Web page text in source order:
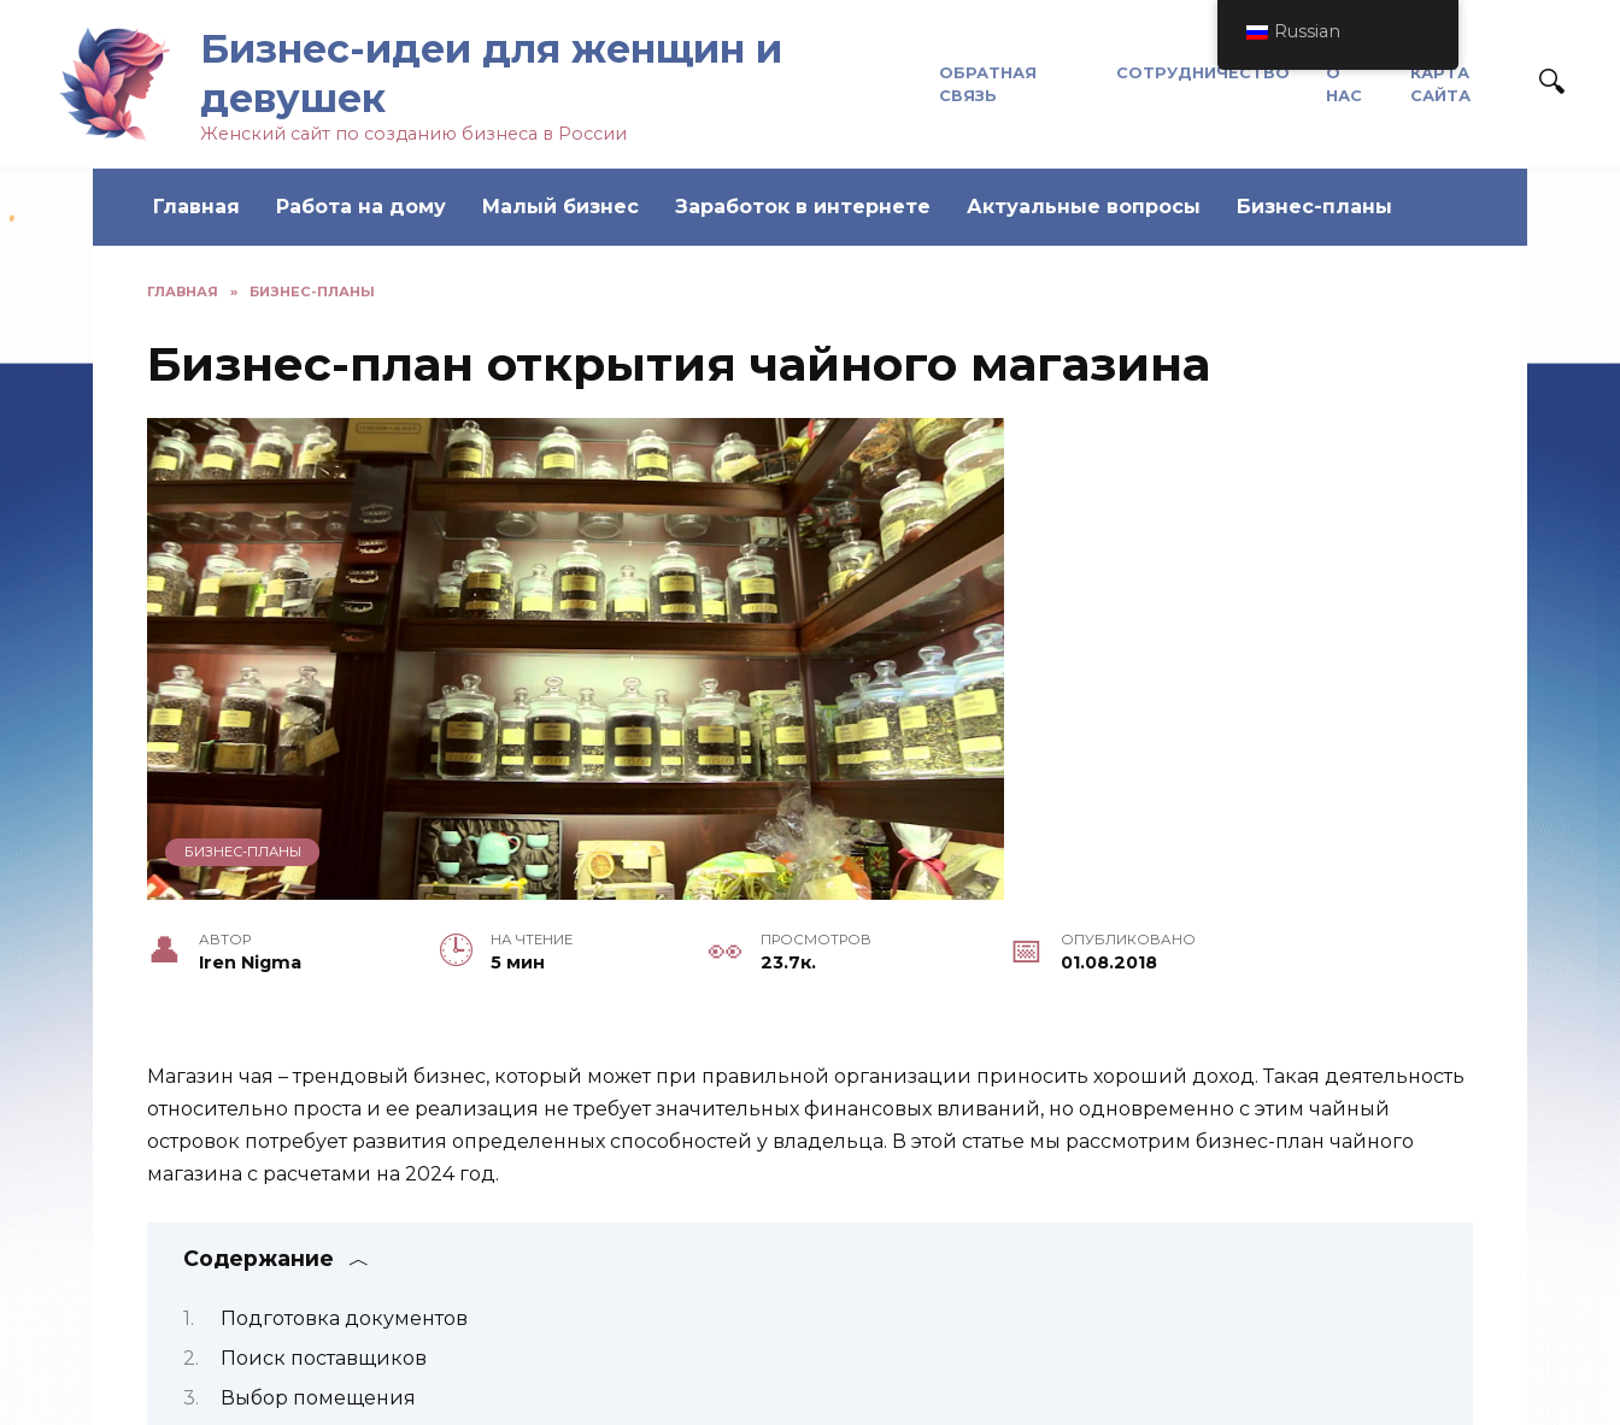
Бизнес-идеи для женщин и
девушек
Женский сайт по созданию бизнеса в России
ОБРАТНАЯ
СВЯЗЬ
СОТРУДНИЧЕСТВО
О
НАС
КАРТА
САЙТА
Главная Работа на дому Малый бизнес Заработок в интернете Актуальные вопросы Бизнес-планы
ГЛАВНАЯ » БИЗНЕС-ПЛАНЫ
Бизнес-план открытия чайного магазина
БИЗНЕС-ПЛАНЫ
АВТОР
Iren Nigma
НА ЧТЕНИЕ
5 мин
ПРОСМОТРОВ
23.7к.
ОПУБЛИКОВАНО
01.08.2018
Магазин чая – трендовый бизнес, который может при правильной организации приносить хороший доход. Такая деятельность
относительно проста и ее реализация не требует значительных финансовых вливаний, но одновременно с этим чайный
островок потребует развития определенных способностей у владельца. В этой статье мы рассмотрим бизнес-план чайного
магазина с расчетами на 2024 год.
Содержание
Подготовка документов
Поиск поставщиков
Выбор помещения
Russian